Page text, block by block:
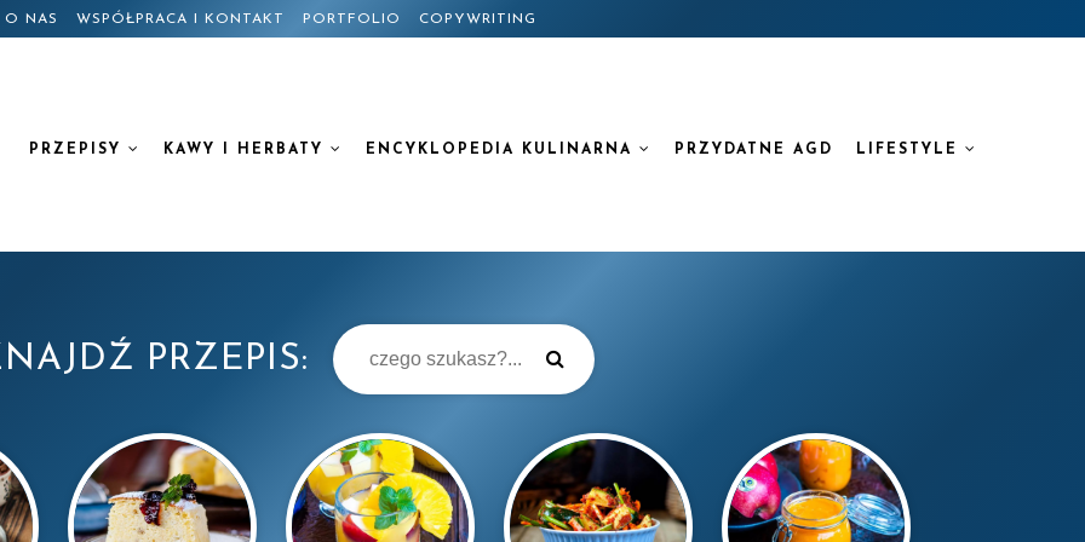
O NAS WSPÓŁPRACA I KONTAKT PORTFOLIO COPYWRITING
PRZEPISY KAWY I HERBATY ENCYKLOPEDIA KULINARNA PRZYDATNE AGD LIFESTYLE
PRZEPIS: